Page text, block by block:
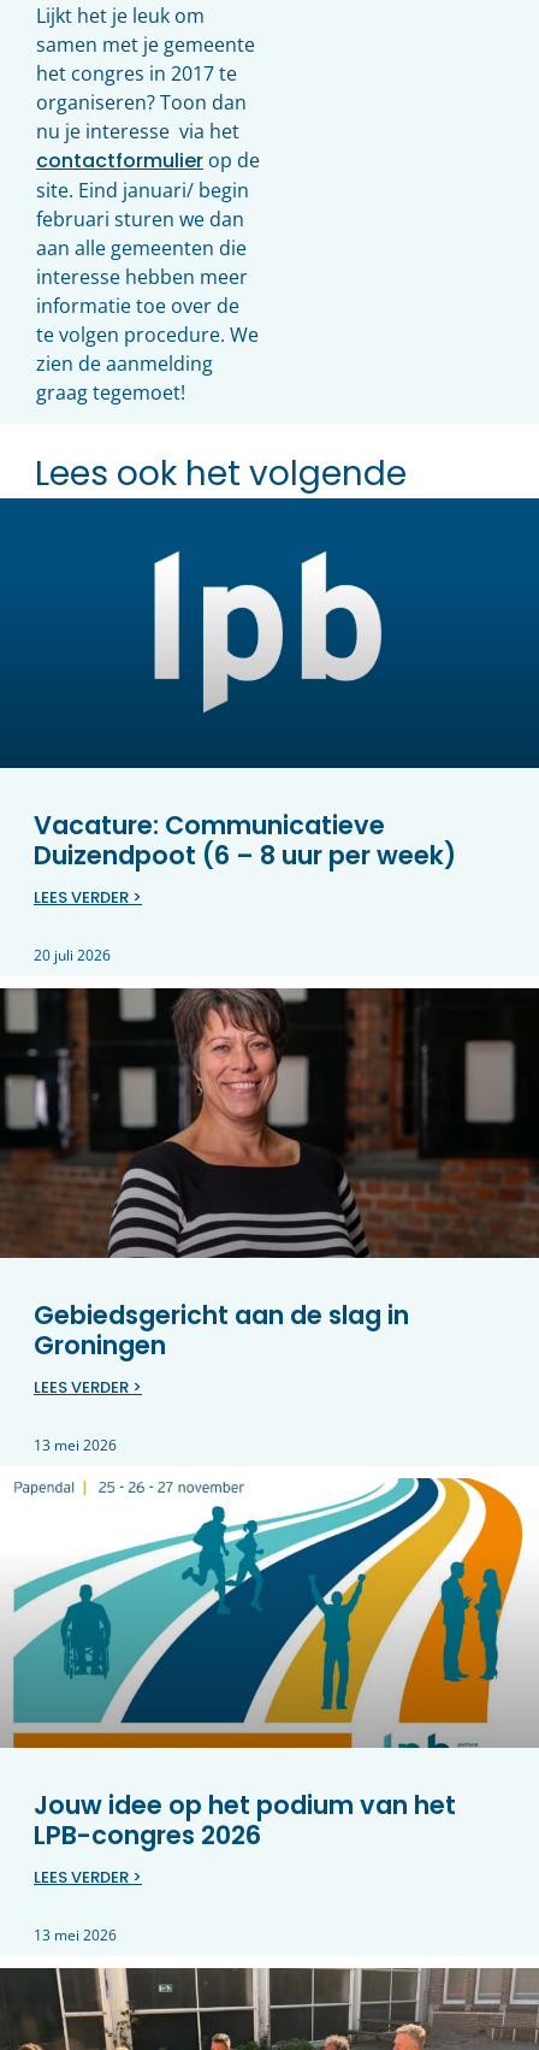
Lijkt het je leuk om
samen met je gemeente
het congres in 2017 te
organiseren? Toon dan
nu je interesse via het
contactformulier op de
site. Eind januari/ begin
februari sturen we dan
aan alle gemeenten die
interesse hebben meer
informatie toe over de
te volgen procedure. We
zien de aanmelding
graag tegemoet!
Lees ook het volgende
Vacature: Communicatieve
Duizendpoot (6 – 8 uur per week)
LEES VERDER >
20 juli 2026
Gebiedsgericht aan de slag in
Groningen
LEES VERDER >
13 mei 2026
Jouw idee op het podium van het
LPB-congres 2026
LEES VERDER >
13 mei 2026